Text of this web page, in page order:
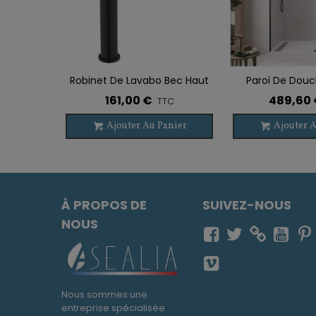
Ajouter À La Liste De Souhaits
Robinet De Lavabo Bec Haut
Mécanique DIOR NOIR
161,00 € TTC
Ajouter Au Panier
Ajouter À La
Paroi De
TWENTY
489,60
Ajouter
À PROPOS DE
NOUS
Nous sommes une
entreprise spécialisée
SUIVEZ-NOUS